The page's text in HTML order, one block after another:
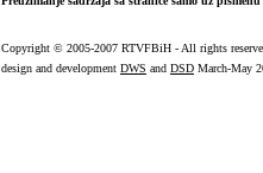
Copyright © 2005-2007 RTVFBiH - All rights
design and development DWS and DSD March-May